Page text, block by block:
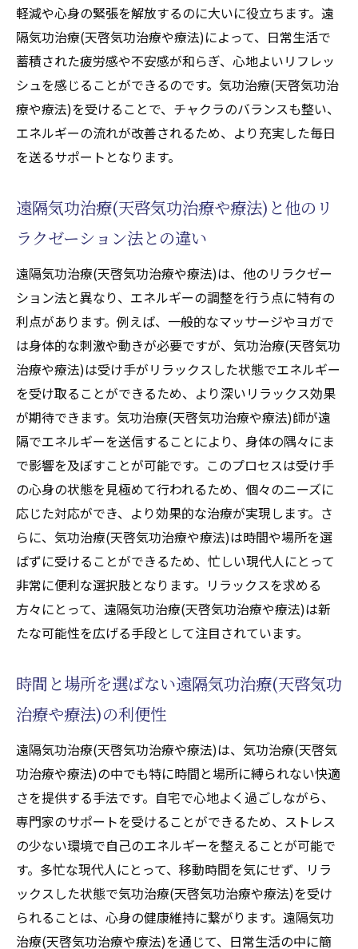
軽減や心身の緊張を解放するのに大いに役立ちます。遠
隔気功治療(天啓気功治療や療法)によって、日常生活で
蓄積された疲労感や不安感が和らぎ、心地よいリフレッ
シュを感じることができるのです。気功治療(天啓気功治
療や療法)を受けることで、チャクラのバランスも整い、
エネルギーの流れが改善されるため、より充実した毎日
を送るサポートとなります。
遠隔気功治療(天啓気功治療や療法)と他のリ
ラクゼーション法との違い
遠隔気功治療(天啓気功治療や療法)は、他のリラクゼー
ション法と異なり、エネルギーの調整を行う点に特有の
利点があります。例えば、一般的なマッサージやヨガで
は身体的な刺激や動きが必要ですが、気功治療(天啓気功
治療や療法)は受け手がリラックスした状態でエネルギー
を受け取ることができるため、より深いリラックス効果
が期待できます。気功治療(天啓気功治療や療法)師が遠
隔でエネルギーを送信することにより、身体の隅々にま
で影響を及ぼすことが可能です。このプロセスは受け手
の心身の状態を見極めて行われるため、個々のニーズに
応じた対応ができ、より効果的な治療が実現します。さ
らに、気功治療(天啓気功治療や療法)は時間や場所を選
ばずに受けることができるため、忙しい現代人にとって
非常に便利な選択肢となります。リラックスを求める
方々にとって、遠隔気功治療(天啓気功治療や療法)は新
たな可能性を広げる手段として注目されています。
時間と場所を選ばない遠隔気功治療(天啓気功
治療や療法)の利便性
遠隔気功治療(天啓気功治療や療法)は、気功治療(天啓気
功治療や療法)の中でも特に時間と場所に縛られない快適
さを提供する手法です。自宅で心地よく過ごしながら、
専門家のサポートを受けることができるため、ストレス
の少ない環境で自己のエネルギーを整えることが可能で
す。多忙な現代人にとって、移動時間を気にせず、リラ
ックスした状態で気功治療(天啓気功治療や療法)を受け
られることは、心身の健康維持に繋がります。遠隔気功
治療(天啓気功治療や療法)を通じて、日常生活の中に簡